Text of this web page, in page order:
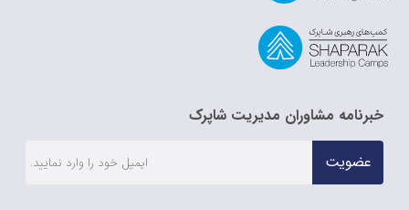
خبرنامه مشاوران مدیریت شاپرک
عضویت